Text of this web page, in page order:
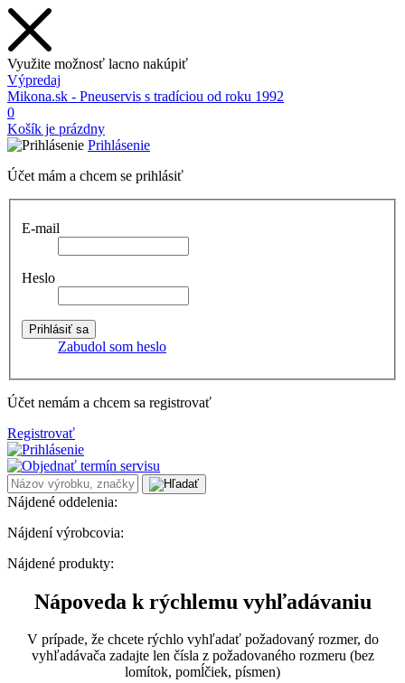
Využite možnosť lacno nakúpiť
Výpredaj
Mikona.sk - Pneuservis s tradíciou od roku 1992
0
Košík je prázdny
Prihlásenie
Účet mám a chcem se prihlásiť
E-mail
Heslo
Zabudol som heslo
Účet nemám a chcem sa registrovať
Registrovať
Nájdené oddelenia:
Nájdení výrobcovia:
Nájdené produkty:
Nápoveda k rýchlemu vyhľadávaniu
V prípade, že chcete rýchlo vyhľadať požadovaný rozmer, do
vyhľadávača zadajte len čísla z požadovaného rozmeru (bez
lomítok, pomĺčiek, písmen)